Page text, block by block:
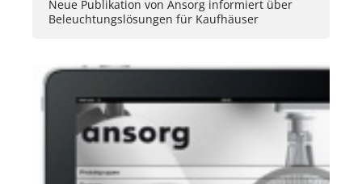
Neue Publikation von Ansorg informiert über
Beleuchtungslösungen für Kaufhäuser